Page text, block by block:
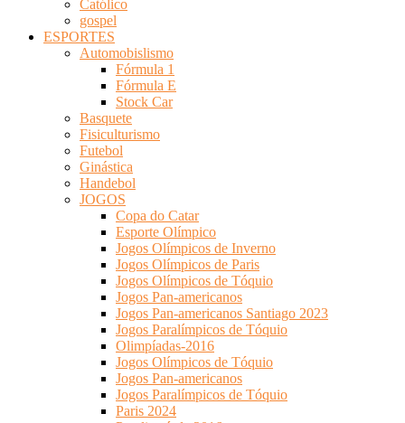
Católico
gospel
ESPORTES
Automobislismo
Fórmula 1
Fórmula E
Stock Car
Basquete
Fisiculturismo
Futebol
Ginástica
Handebol
JOGOS
Copa do Catar
Esporte Olímpico
Jogos Olímpicos de Inverno
Jogos Olímpicos de Paris
Jogos Olímpicos de Tóquio
Jogos Pan-americanos
Jogos Pan-americanos Santiago 2023
Jogos Paralímpicos de Tóquio
Olimpíadas-2016
Jogos Olímpicos de Tóquio
Jogos Pan-americanos
Jogos Paralímpicos de Tóquio
Paris 2024